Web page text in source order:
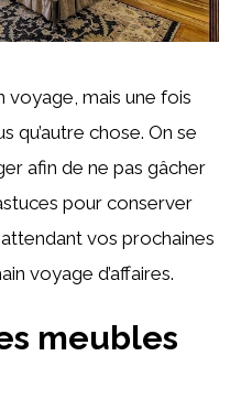
voyage, mais une fois
qu’autre chose. On se
afin de ne pas gâcher
pour conserver
vos prochaines
voyage d’affaires.
meubles